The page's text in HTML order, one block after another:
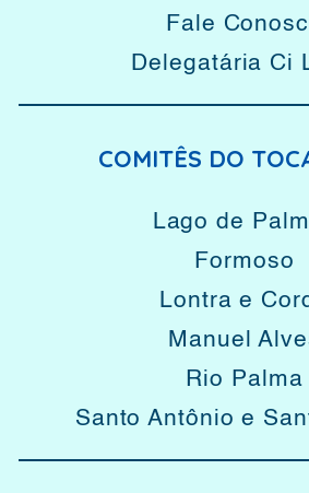
Fale
Delegatária Ci
COMITÊS DO
Lago de
Formoso
Lontra e
Manuel
Rio Palma
Santo Antônio e